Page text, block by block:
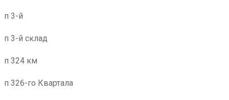
п 3-й
п 3-й склад
п 324 км
п 326-го Квартала